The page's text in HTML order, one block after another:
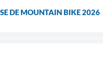
DE MOUNTAIN BIKE 2026